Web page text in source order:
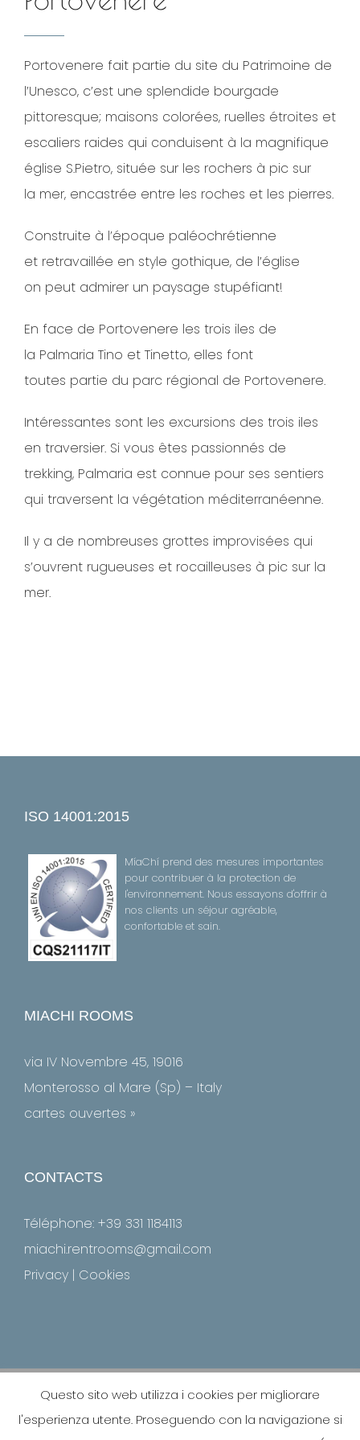
Portovenere fait partie du site du Patrimoine de
l’Unesco, c’est une splendide bourgade
pittoresque; maisons colorées, ruelles étroites et
escaliers raides qui conduisent à la magnifique
église S.Pietro, située sur les rochers à pic sur
la mer, encastrée entre les roches et les pierres.
Construite à l’époque paléochrétienne
et retravaillée en style gothique, de l’église
on peut admirer un paysage stupéfiant!
En face de Portovenere les trois iles de
la Palmaria Tino et Tinetto, elles font
toutes partie du parc régional de Portovenere.
Intéressantes sont les excursions des trois iles
en traversier. Si vous êtes passionnés de
trekking, Palmaria est connue pour ses sentiers
qui traversent la végétation méditerranéenne.
Il y a de nombreuses grottes improvisées qui
s’ouvrent rugueuses et rocailleuses à pic sur la
mer.
ISO 14001:2015
MíaChí prend des mesures importantes
pour contribuer à la protection de
l'environnement. Nous essayons d'offrir à
nos clients un séjour agréable,
confortable et sain.
MIACHI ROOMS
via IV Novembre 45, 19016
Monterosso al Mare (Sp) – Italy
cartes ouvertes »
CONTACTS
Téléphone: +39 331 1184113
miachi.rentrooms@gmail.com
Privacy | Cookies
© Copyright 2026 Luigia Coltro, All Rights Reserved - Partita
B4L8 CSGA3D |INNOVA
Questo sito web utilizza i cookies per migliorare
l'esperienza utente. Proseguendo con la navigazione si